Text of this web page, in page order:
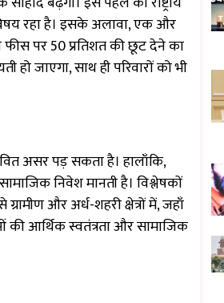
रहा है। इसके अलावा, एक और
फीस पर 50 प्रतिशत की छूट देने का
जाएगा, साथ ही परिवारों को भी
असर पड़ सकता है। हालाँकि,
निवेश मानती है। विश्लेषकों
और अर्ध-शहरी क्षेत्रों में, जहाँ
की आर्थिक स्वतंत्रता और सामाजिक